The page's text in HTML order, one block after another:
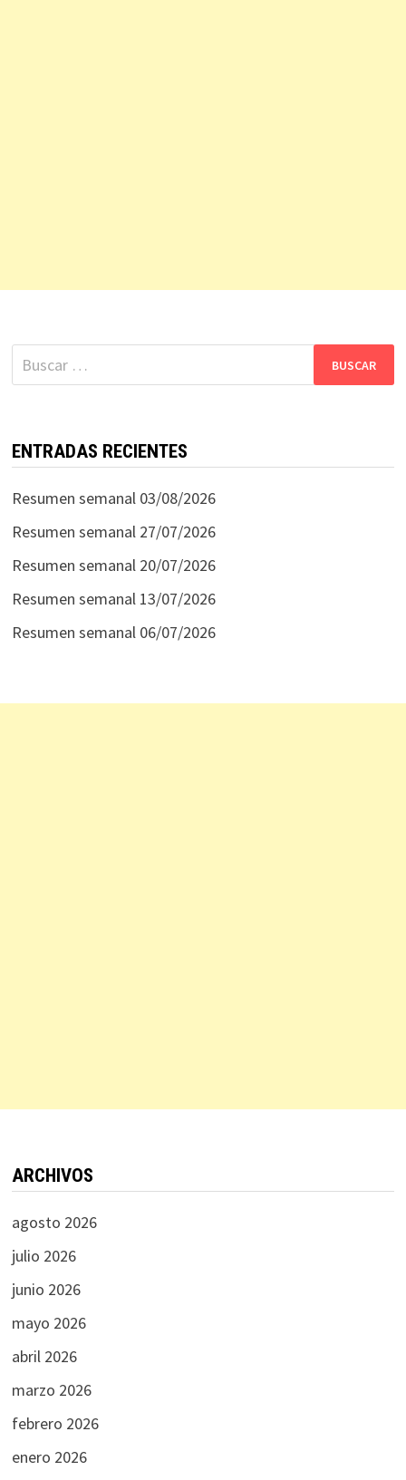
Buscar:
ENTRADAS RECIENTES
Resumen semanal 03/08/2026
Resumen semanal 27/07/2026
Resumen semanal 20/07/2026
Resumen semanal 13/07/2026
Resumen semanal 06/07/2026
ARCHIVOS
agosto 2026
julio 2026
junio 2026
mayo 2026
abril 2026
marzo 2026
febrero 2026
enero 2026